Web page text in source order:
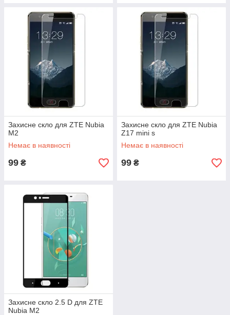
Захисне скло для ZTE Nubia
M2
Немає в наявності
99 ₴
Захисне скло для ZTE Nubia
Z17 mini s
Немає в наявності
99 ₴
Захисне скло 2.5 D для ZTE
Nubia M2